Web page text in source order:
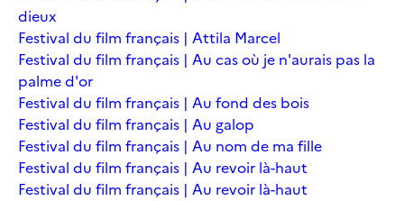
dieux
Festival du film français | Attila Marcel
Festival du film français | Au cas où je n'aurais pas la
palme d'or
Festival du film français | Au fond des bois
Festival du film français | Au galop
Festival du film français | Au nom de ma fille
Festival du film français | Au revoir là-haut
Festival du film français | Au revoir là-haut